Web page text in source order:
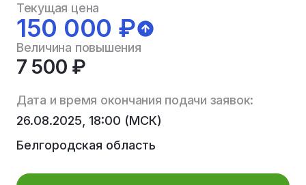
Текущая цена
150 000 ₽
Величина повышения
7 500 ₽
Дата и время окончания подачи заявок:
26.08.2025, 18:00 (МСК)
Белгородская область